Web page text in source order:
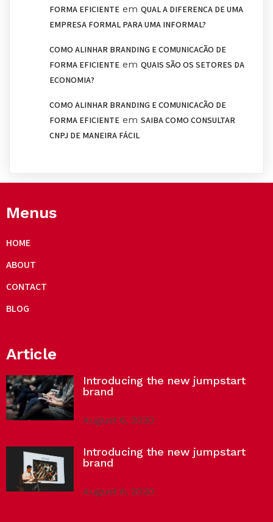
FORMA EFICIENTE em QUAL A DIFERENÇA DE UMA
EMPRESA FORMAL PARA UMA INFORMAL?
COMO ALINHAR BRANDING E COMUNICAÇÃO DE
FORMA EFICIENTE em QUAIS SÃO OS SETORES DA
ECONOMIA?
COMO ALINHAR BRANDING E COMUNICAÇÃO DE
FORMA EFICIENTE em SAIBA COMO CONSULTAR
CNPJ DE MANEIRA FÁCIL
Menus
HOME
ABOUT
CONTACT
BLOG
Article
Introducing the new jumpstart
brand
August 6, 2020
Introducing the new jumpstart
brand
August 6, 2020